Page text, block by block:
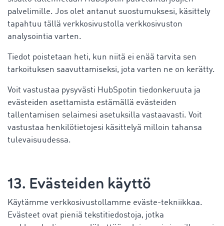
palvelimille. Jos olet antanut suostumuksesi, käsittely
tapahtuu tällä verkkosivustolla verkkosivuston
analysointia varten.
Tiedot poistetaan heti, kun niitä ei enää tarvita sen
tarkoituksen saavuttamiseksi, jota varten ne on kerätty.
Voit vastustaa pysyvästi HubSpotin tiedonkeruuta ja
evästeiden asettamista estämällä evästeiden
tallentamisen selaimesi asetuksilla vastaavasti. Voit
vastustaa henkilötietojesi käsittelyä milloin tahansa
tulevaisuudessa.
13. Evästeiden käyttö
Käytämme verkkosivustollamme eväste-tekniikkaa.
Evästeet ovat pieniä tekstitiedostoja, jotka